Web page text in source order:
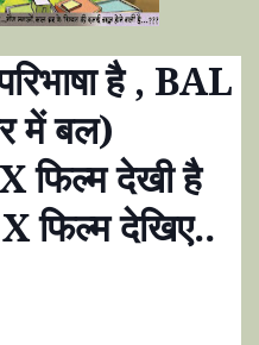
है, BAL
में बल)
फिल्म देखी है
फिल्म देखिए..